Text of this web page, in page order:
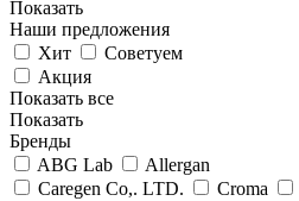
Показать
Наши предложения
Хит
Советуем
Акция
Показать все
Показать
Бренды
ABG Lab
Allergan
Caregen Co,. LTD.
Croma